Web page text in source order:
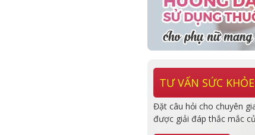
TƯ VẤN SỨC KHỎE
Đặt câu hỏi cho chuyên
được giải đáp thắc mắc